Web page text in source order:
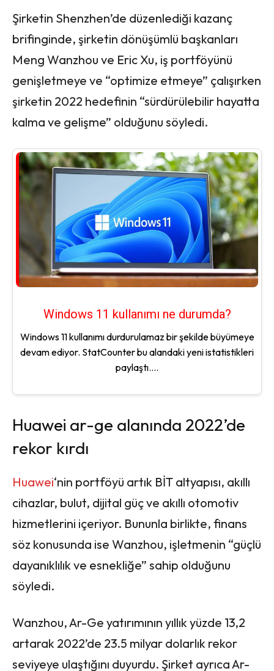
Şirketin Shenzhen’de düzenlediği kazanç
brifinginde, şirketin dönüşümlü başkanları
Meng Wanzhou ve Eric Xu, iş portföyünü
genişletmeye ve “optimize etmeye” çalışırken
şirketin 2022 hedefinin “sürdürülebilir hayatta
kalma ve gelişme” olduğunu söyledi.
Windows 11 kullanımı ne durumda?
Windows 11 kullanımı durdurulamaz bir şekilde büyümeye
devam ediyor. StatCounter bu alandaki yeni istatistikleri
paylaştı....
Huawei ar-ge alanında 2022’de
rekor kırdı
Huawei‘nin portföyü artık BİT altyapısı, akıllı
cihazlar, bulut, dijital güç ve akıllı otomotiv
hizmetlerini içeriyor. Bununla birlikte, finans
söz konusunda ise Wanzhou, işletmenin “güçlü
dayanıklılık ve esnekliğe” sahip olduğunu
söyledi.
Wanzhou, Ar-Ge yatırımının yıllık yüzde 13,2
artarak 2022’de 23.5 milyar dolarlık rekor
seviyeye ulaştığını duyurdu. Şirket ayrıca Ar-